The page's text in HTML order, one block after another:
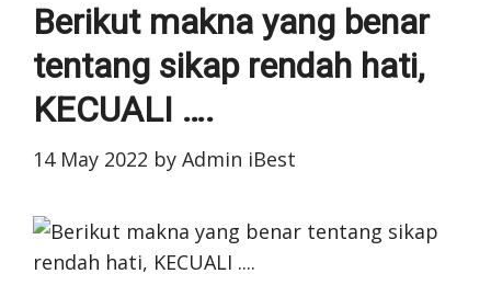
Berikut makna yang benar
tentang sikap rendah hati,
KECUALI ….
14 May 2022 by Admin iBest